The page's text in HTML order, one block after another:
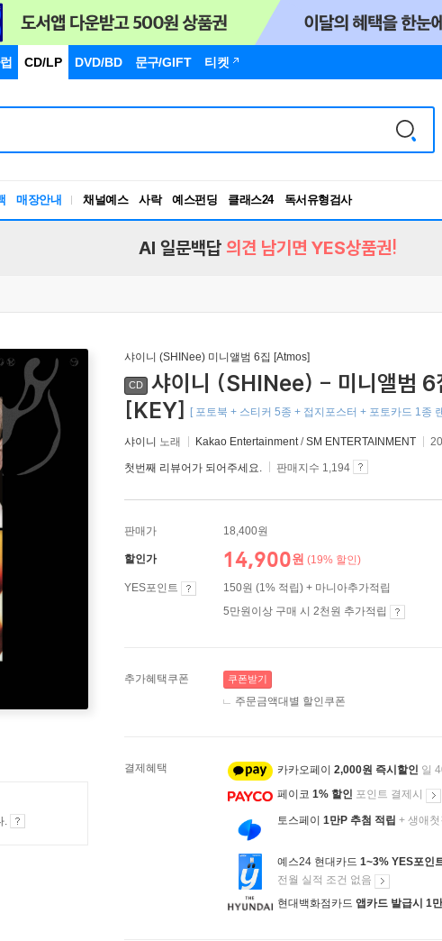
CD/LP DVD/BD 문구/GIFT 티켓
매장안내 채널예스 사락 예스펀딩 클래스24
독서유형검사
RBTI Lab
AI 일문백답 의견 남기면 YES상품권!
.
샤이니 (SHINee) 미니앨범 6집 [Atmos]
CD
샤이니 (SHINee) - 미니앨범
[KEY]
[ 포토북 + 스티커 5종 + 접지포스터 + 포토카드 1종
샤이니 노래 Kakao Entertainment/SM ENTERTAINMENT
첫번째 리뷰어가 되어주세요. 판매지수 1,194
판매가 18,400원
할인가 14,900원 (19% 할인)
YES포인트
150원 (1% 적립) + 마니아추가적립
5만원이상 구매 시 2천원 추가적립
추가혜택쿠폰 쿠폰받기
주문금액대별 할인쿠폰
결제혜택 카카오페이 2,000원 즉시할인 일
페이코 1% 할인 포인트 결제시
토스페이 1만P 추첨 적립 + 생애
예스24 현대카드 1~3% YES포인
전월 실적 조건 없음
현대백화점카드 앱카드 발급시 1